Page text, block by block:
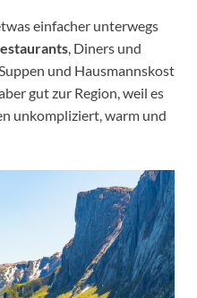
einfacher unterwegs
, Diners und
und Hausmannskost
gut zur Region, weil es
unkompliziert, warm und